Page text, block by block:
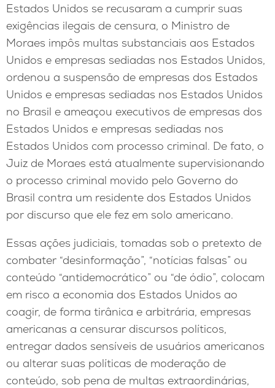
Estados Unidos se recusaram a cumprir suas
exigências ilegais de censura, o Ministro de
Moraes impôs multas substanciais aos Estados
Unidos e empresas sediadas nos Estados Unidos,
ordenou a suspensão de empresas dos Estados
Unidos e empresas sediadas nos Estados Unidos
no Brasil e ameaçou executivos de empresas dos
Estados Unidos e empresas sediadas nos
Estados Unidos com processo criminal. De fato, o
Juiz de Moraes está atualmente supervisionando
o processo criminal movido pelo Governo do
Brasil contra um residente dos Estados Unidos
por discurso que ele fez em solo americano.
Essas ações judiciais, tomadas sob o pretexto de
combater “desinformação”, “notícias falsas” ou
conteúdo “antidemocrático” ou “de ódio”, colocam
em risco a economia dos Estados Unidos ao
coagir, de forma tirânica e arbitrária, empresas
americanas a censurar discursos políticos,
entregar dados sensíveis de usuários americanos
ou alterar suas políticas de moderação de
conteúdo, sob pena de multas extraordinárias,